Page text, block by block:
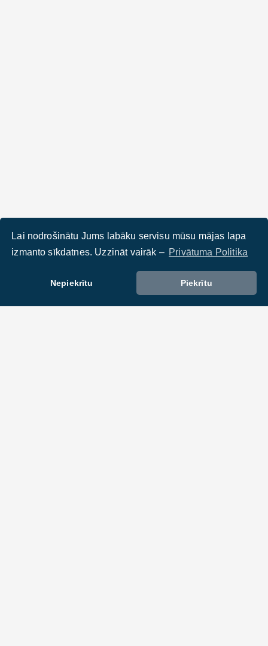
Lai nodrošinātu Jums labāku servisu mūsu mājas lapa
izmanto sīkdatnes. Uzzināt vairāk – Privātuma Politika
Nepiekrītu Piekrītu